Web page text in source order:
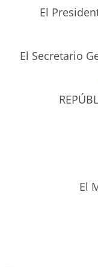
El
El Secretario
El